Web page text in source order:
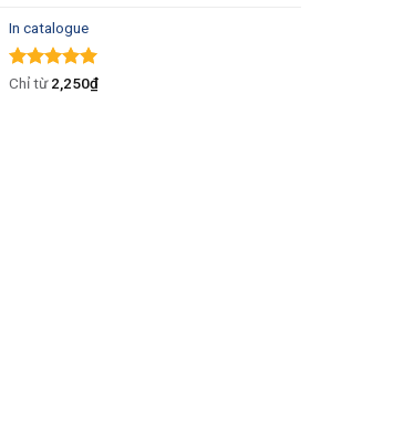
sao
In catalogue
Được xếp
Chỉ từ2,250₫